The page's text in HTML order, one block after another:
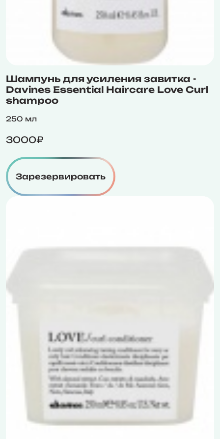
Шампунь для усиления завитка -
Davines Essential Haircare Love Curl
shampoo
250 мл
3000₽
Зарезервировать